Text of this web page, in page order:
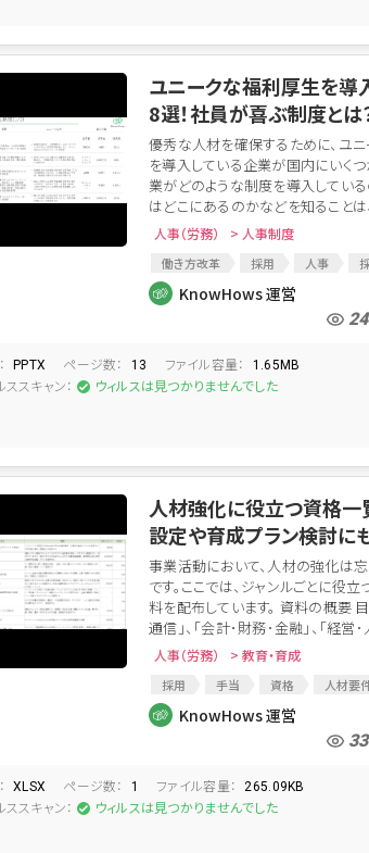
ユニークな福利厚生を導
8選！社員が喜ぶ制度とは
優秀な人材を確保するために、ユ
を導入している企業が国内にいくつ
業がどのような制度を導入してい
はどこにあるのかなどを知ること
人事（労務） > 人事制度
働き方改革 採用 人事
福利厚生
ユニークな制度
KnowHows 運営
PPTX ページ数： 13 ファイル容量： 1.65MB
ススキャン： ウィルスは見つかりませんでした
人材強化に役立つ資格
設定や育成プラン検討に
事業活動において、人材の強化は
です。ここでは、ジャンルごとに役
料を配布しています。 資料の概要 目
通信」、「会計･財務･金融」、「経営
人事（労務） > 教育・育成
採用 手当 資格 人材要
資格試験
マネージメント
KnowHows 運営
XLSX ページ数： 1 ファイル容量： 265.09KB
ススキャン： ウィルスは見つかりませんでした